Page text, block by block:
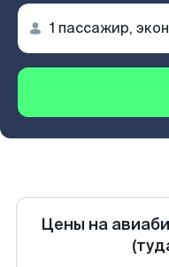
Цены на